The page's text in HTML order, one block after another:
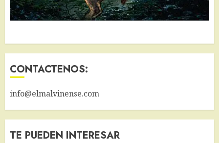
CONTACTENOS:
info@elmalvinense.com
TE PUEDEN INTERESAR